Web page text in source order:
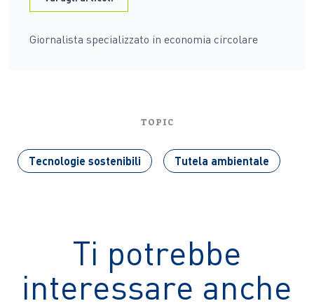
Giornalista specializzato in economia circolare
TOPIC
Tecnologie sostenibili Tutela ambientale
Ti potrebbe
interessare anche